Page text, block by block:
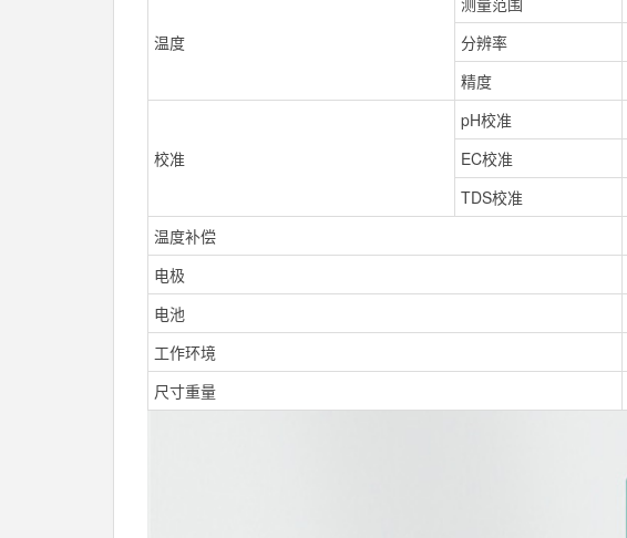
温度
分辨率
精度
校准
pH校准
EC校准
TDS校准
温度补偿
电极
电池
工作环境
尺寸重量